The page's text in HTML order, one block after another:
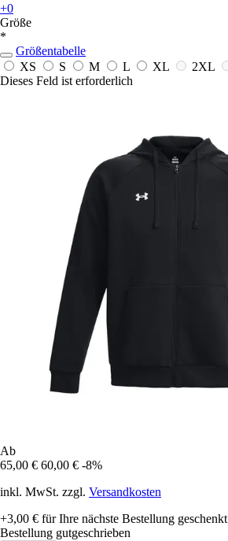
+0
Größe
*
Größentabelle
XS
S M L XL 2XL
Dieses Feld ist erforderlich
Ab
65,00 € 60,00 € -8%
inkl. MwSt. zzgl. Versandkosten
+3,00 € für Ihre nächste Bestellung geschenkt
Bestellung gutgeschrieben